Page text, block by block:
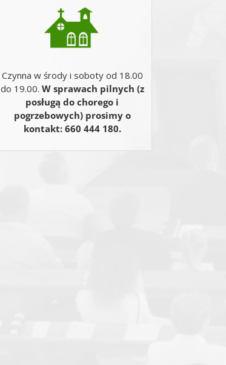
Czynna w środy i soboty od 18.00
do 19.00. W sprawach pilnych (z
posługą do chorego i
pogrzebowych) prosimy o
kontakt: 660 444 180.